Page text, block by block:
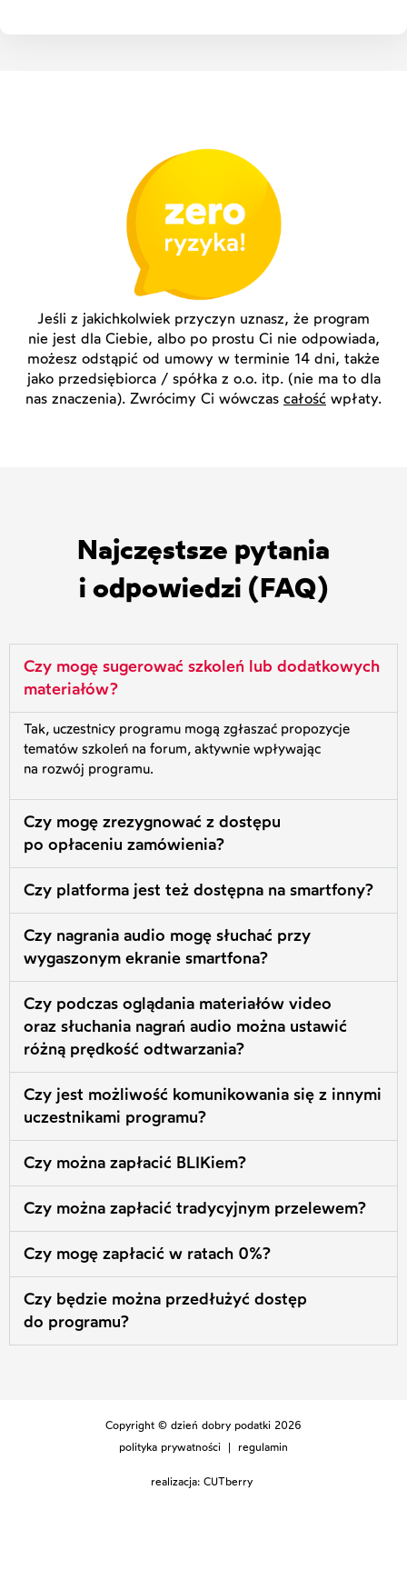
Jeśli z jakichkolwiek przyczyn uznasz, że program
nie jest dla Ciebie, albo po prostu Ci nie odpowiada,
możesz odstąpić od umowy w terminie 14 dni, także
jako przedsiębiorca / spółka z o.o. itp. (nie ma to dla
nas znaczenia). Zwrócimy Ci wówczas całość wpłaty.
Najczęstsze pytania
i odpowiedzi (FAQ)
Czy mogę sugerować szkoleń lub dodatkowych
materiałów?
Tak, uczestnicy programu mogą zgłaszać propozycje
tematów szkoleń na forum, aktywnie wpływając
na rozwój programu.
Czy mogę zrezygnować z dostępu
po opłaceniu zamówienia?
Czy platforma jest też dostępna na smartfony?
Czy nagrania audio mogę słuchać przy
wygaszonym ekranie smartfona?
Czy podczas oglądania materiałów video
oraz słuchania nagrań audio można ustawić
różną prędkość odtwarzania?
Czy jest możliwość komunikowania się z innymi
uczestnikami programu?
Czy można zapłacić BLIKiem?
Czy można zapłacić tradycyjnym przelewem?
Czy mogę zapłacić w ratach 0%?
Czy będzie można przedłużyć dostęp
do programu?
Copyright © dzień dobry podatki 2026
polityka prywatności | regulamin
realizacja: CUTberry